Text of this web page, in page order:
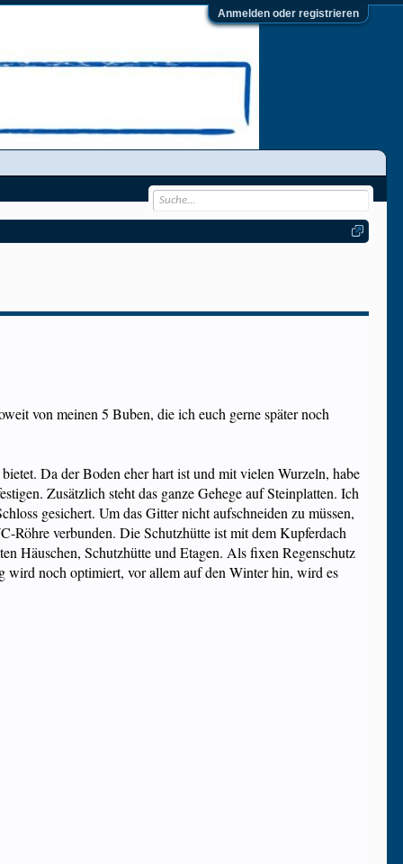
Anmelden oder registrieren
von meinen 5 Buben, die ich euch gerne später noch
Da der Boden eher hart ist und mit vielen Wurzeln, habe
Zusätzlich steht das ganze Gehege auf Steinplatten. Ich
gesichert. Um das Gitter nicht aufschneiden zu müssen,
Röhre verbunden. Die Schutzhütte ist mit dem Kupferdach
Häuschen, Schutzhütte und Etagen. Als fixen Regenschutz
wird noch optimiert, vor allem auf den Winter hin, wird es